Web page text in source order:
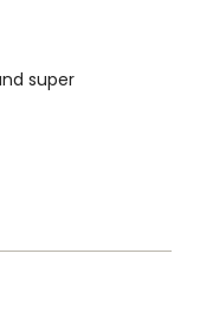
super